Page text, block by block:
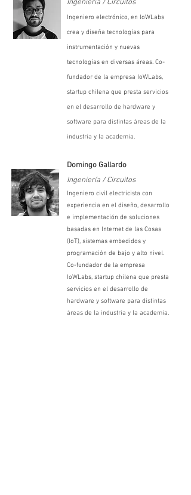
Ingeniería / Circuitos
Ingeniero electrónico, en loWLabs
crea y diseña tecnologías para
instrumentación y nuevas
tecnologías en diversas áreas. Co-
fundador de la empresa IoWLabs,
startup chilena que presta servicios
en el desarrollo de hardware y
software para distintas áreas de la
industria y la academia.
Domingo Gallardo
Ingeniería / Circuitos
Ingeniero civil electricista con
experiencia en el diseño, desarrollo
e implementación de soluciones
basadas en Internet de las Cosas
(IoT), sistemas embedidos y
programación de bajo y alto nivel.
Co-fundador de la empresa
IoWLabs, startup chilena que presta
servicios en el desarrollo de
hardware y software para distintas
áreas de la industria y la academia.